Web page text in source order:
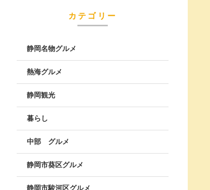
カテゴリー
静岡名物グルメ
熱海グルメ
静岡観光
暮らし
中部 グルメ
静岡市葵区グルメ
静岡市駿河区グルメ